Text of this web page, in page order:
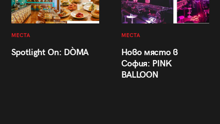
МЕСТА
Spotlight On: DÒMA
МЕСТА
Ново място в
София: PINK
BALLOON